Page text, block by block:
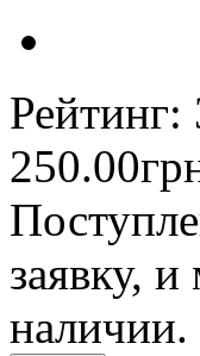
Рейтинг:
заявку,
наличии.